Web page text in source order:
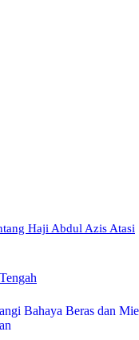
Haji Abdul Azis Atasi